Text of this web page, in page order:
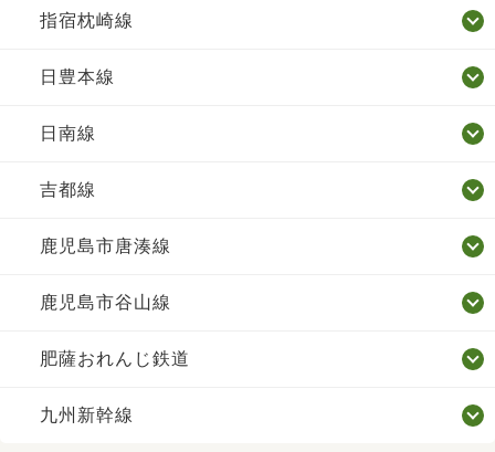
指宿枕崎線
日豊本線
日南線
吉都線
鹿児島市唐湊線
鹿児島市谷山線
肥薩おれんじ鉄道
九州新幹線